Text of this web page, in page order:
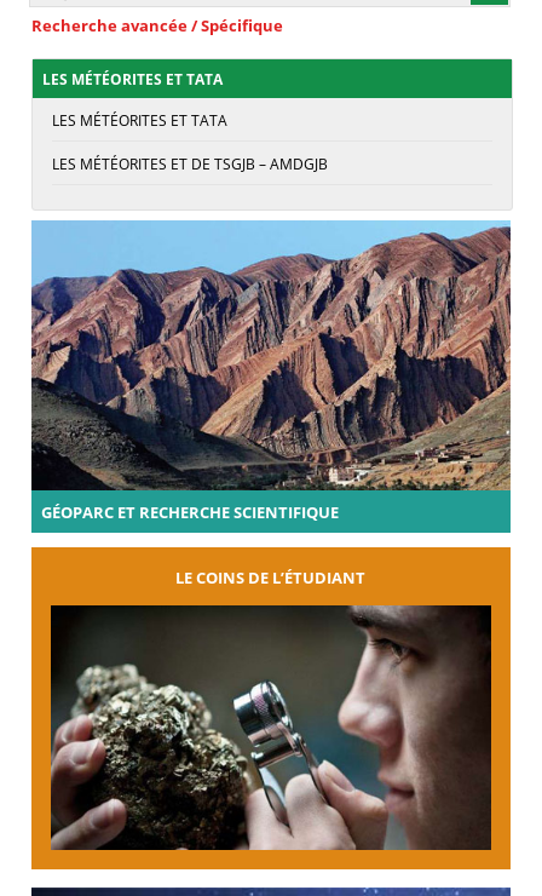
Recherche avancée / Spécifique
LES MÉTÉORITES ET TATA
LES MÉTÉORITES ET TATA
LES MÉTÉORITES ET DE TSGJB – AMDGJB
GÉOPARC ET RECHERCHE SCIENTIFIQUE
LE COINS DE L’ÉTUDIANT